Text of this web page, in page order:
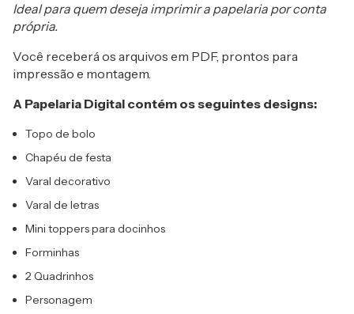
Ideal para quem deseja imprimir a papelaria por conta
própria.
Você receberá os arquivos em PDF, prontos para
impressão e montagem.
A Papelaria Digital contém os seguintes designs:
Topo de bolo
Chapéu de festa
Varal decorativo
Varal de letras
Mini toppers para docinhos
Forminhas
2 Quadrinhos
Personagem